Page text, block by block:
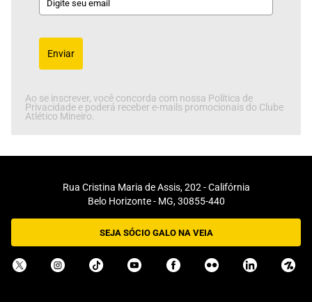
Enviar
Ao se inscrever, você concorda com nossa Política de
Privacidade e poderá receber e-mails promocionais do Clube
Atlético Mineiro.
Rua Cristina Maria de Assis, 202 - Califórnia
Belo Horizonte - MG, 30855-440
SEJA SÓCIO GALO NA VEIA